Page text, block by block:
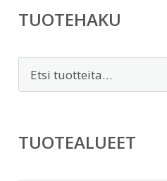
TUOTEHAKU
TUOTEALUEET